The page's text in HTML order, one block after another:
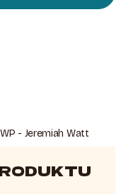
- Jeremiah Watt